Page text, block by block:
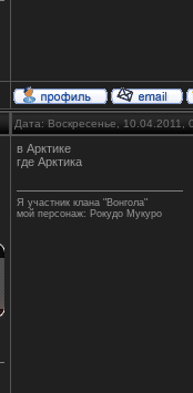
Дата: Воскресенье,
в Арктике
где Арктика
Я участник клана "Вонгола"
мой персонаж: Рокудо Мукуро